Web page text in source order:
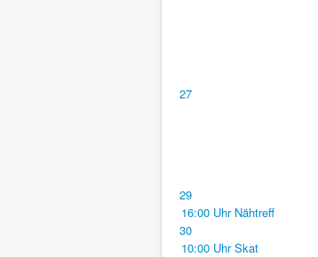
27
29
16:00 Uhr Nähtreff
30
10:00 Uhr Skat